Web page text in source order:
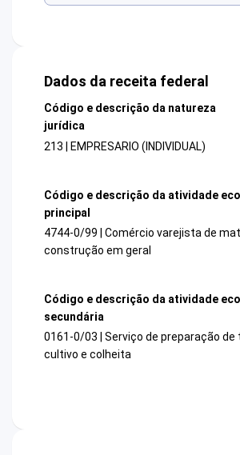
Dados da receita federal
Código e descrição da natureza
jurídica
213 | EMPRESARIO (INDIVIDUAL)
Código e descrição da atividade
principal
4744-0/99 | Comércio varejista de
construção em geral
Código e descrição da atividade
secundária
0161-0/03 | Serviço de preparação de
cultivo e colheita